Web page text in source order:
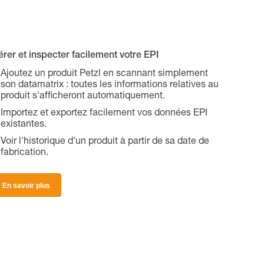
et inspecter facilement votre EPI
Ajoutez un produit Petzl en scannant simplement
son datamatrix : toutes les informations relatives au
produit s'afficheront automatiquement.
Importez et exportez facilement vos données EPI
existantes.
Voir l'historique d'un produit à partir de sa date de
fabrication.
En savoir plus